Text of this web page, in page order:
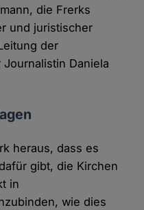
die Frerks
und juristischer
der
Daniela
heraus, dass es
gibt, die Kirchen
in
wie dies